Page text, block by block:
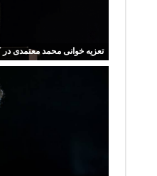
تعزیه خوانی محمد معتمدی در کودکیش